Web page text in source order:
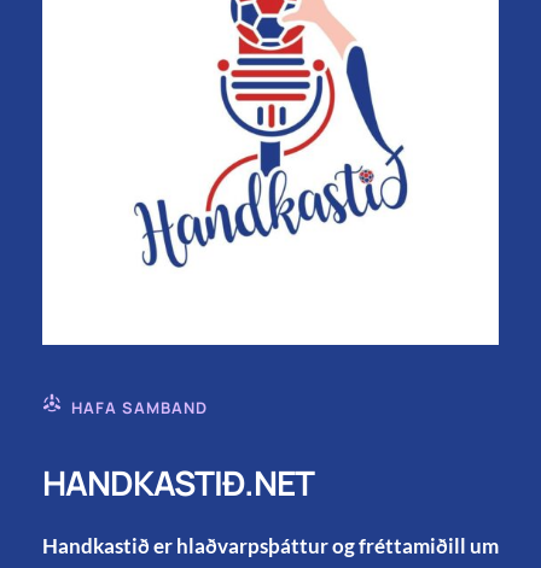
HAFA SAMBAND
HANDKASTIÐ.NET
Handkastið er hlaðvarpsþáttur og fréttamiðill um